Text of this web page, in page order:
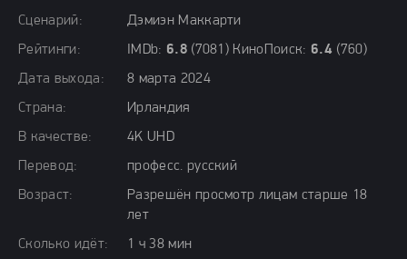
Сценарий:
Дэмиэн Маккарти
Рейтинги:
IMDb: 6.8(7081) КиноПоиск: 6.4 (760)
Дата выхода:
8 марта 2024
Страна:
Ирландия
В качестве:
4K UHD
Перевод:
професс. русский
Возраст:
Разрешён просмотр лицам старше 18
лет
Сколько идёт:
1 ч 38 мин